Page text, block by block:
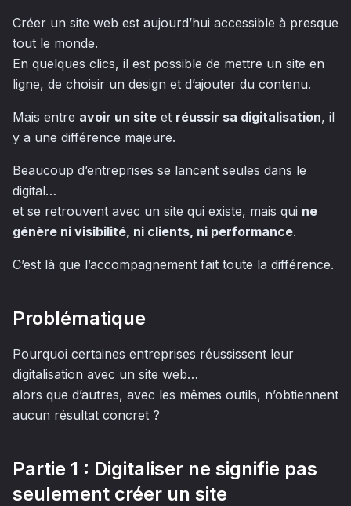
Créer un site web est aujourd’hui accessible à presque
tout le monde.
En quelques clics, il est possible de mettre un site en
ligne, de choisir un design et d’ajouter du contenu.
Mais entre avoir un site et réussir sa digitalisation, il
y a une différence majeure.
Beaucoup d’entreprises se lancent seules dans le
digital…
et se retrouvent avec un site qui existe, mais qui ne
génère ni visibilité, ni clients, ni performance.
C’est là que l’accompagnement fait toute la différence.
Problématique
Pourquoi certaines entreprises réussissent leur
digitalisation avec un site web…
alors que d’autres, avec les mêmes outils, n’obtiennent
aucun résultat concret ?
Partie 1 : Digitaliser ne signifie pas
seulement créer un site